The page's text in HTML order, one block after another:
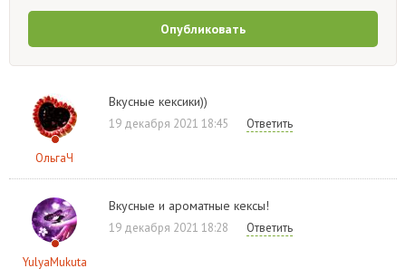
Опубликовать
ОльгаЧ
Вкусные кексики))
19 декабря 2021 18:45 Ответить
YulyaMukuta
Вкусные и ароматные кексы!
19 декабря 2021 18:28 Ответить